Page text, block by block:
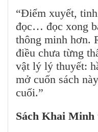
“Điểm xuyết,
đọc… đọc xong
thông minh hơn.
điều chưa từng
vật lý lý thuyết:
mở cuốn sách
cuối.”
Sách Khai